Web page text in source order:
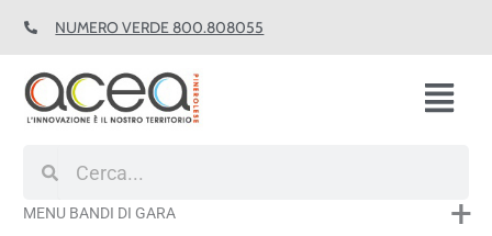
NUMERO VERDE 800.808055
MENU BANDI DI GARA